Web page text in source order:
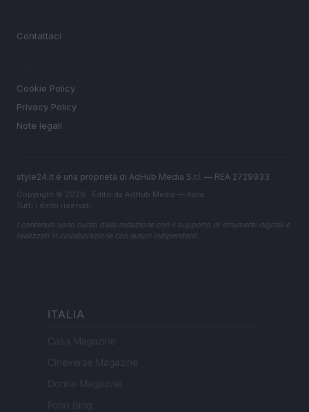
Contattaci
Cookie Policy
Privacy Policy
Note legali
style24.it è una proprietà di AdHub Media S.r.l. — REA 2729933
Copyright © 2026 · Edito da AdHub Media — Italia
Tutti i diritti riservati
I contenuti sono curati dalla redazione con il supporto di strumenti digitali e
realizzati in collaborazione con autori indipendenti.
ITALIA
Casa Magazine
Cineverse Magazine
Donne Magazine
Food Blog